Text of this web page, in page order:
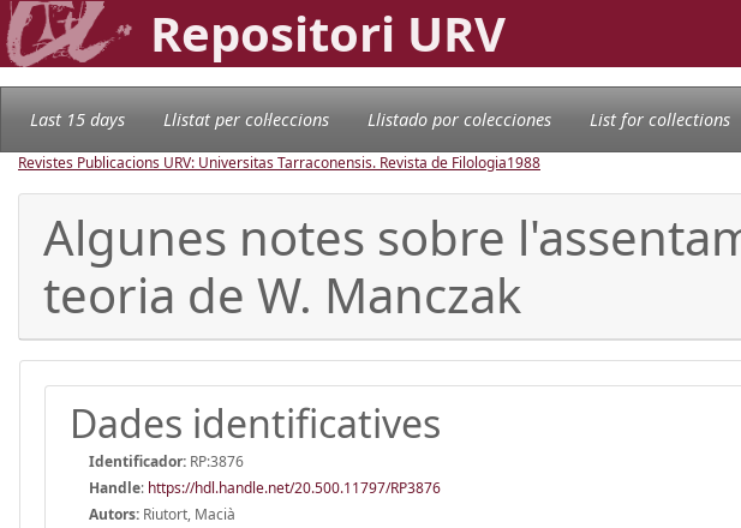
Repositori URV
Last 15 days Llistat per col·leccions Llistado por colecciones List for collections
Revistes Publicacions URV: Universitas Tarraconensis. Revista de Filologia1988
Algunes notes sobre
teoria de W. Manczak
Dades identificatives
Identificador: RP:3876
Handle: https://hdl.handle.net/20.500.11797/RP3876
Autors: Riutort, Macià